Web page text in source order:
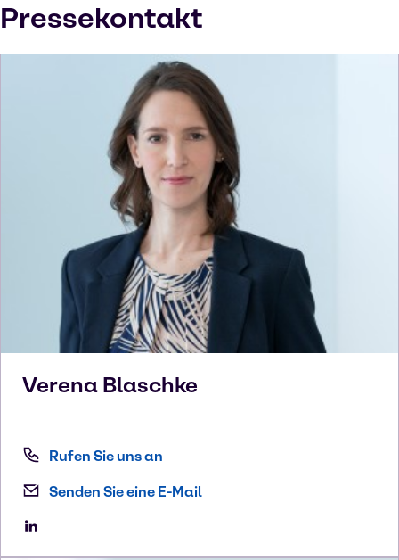
Pressekontakt
Verena Blaschke
Rufen Sie uns an
Senden Sie eine E-Mail